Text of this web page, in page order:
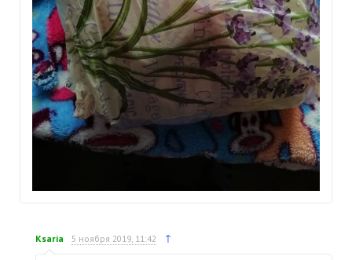
Ksaria 5 ноября 2019, 11:42 ↑